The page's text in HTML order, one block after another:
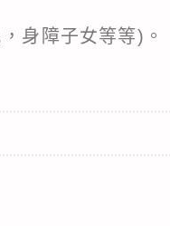
身障子女等等)。